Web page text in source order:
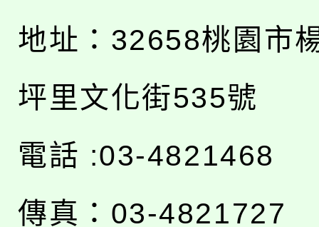
地址： 32658桃園市
坪里文化街535號
電話 :03-4821468
傳真：03-4821727